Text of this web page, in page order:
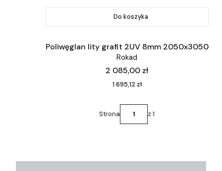
Do koszyka
Poliwęglan lity grafit 2UV 8mm 2050x3050
Rokad
Cena
2 085,00 zł
Cena
1 695,12 zł
Strona z 1